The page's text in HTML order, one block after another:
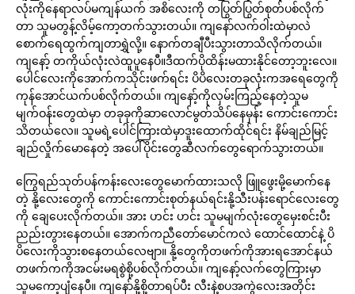
လုံးကိုနေရာလပ်မကျန်ယက် အစိလေးကို တပြွတ်ပြွတ်စုတ်ပစ်လိုက်
တာ သူမတွန့်လိမ့်ကော့တက်သွားတယ်။ ကျနော်လက်ဝါးထဲမှာလဲ
စောက်ရေထွက်ကျတာရွှဲလို့။ နောက်တချီပီးသွားတာသိလိုက်တယ်။
ကျနော့် တကိုယ်လုံးလဲထူပူနေပီ။ဒီထက်ပိုထိန်းမထားနိုင်တော့ဘူးလေ။
ပေါင်လေးကိုအောက်ကသိုင်းဖက်ရင်း ပိပိလေးတခုလုံးကအရေတွေကို
ကုန်အောင်ယက်ပစ်လိုက်တယ်။ ကျနော့်ကိုလှမ်းကြည့်နေတဲ့သူမ
မျက်ဝန်းတွေထဲမှာ တခုခုကိုဆာလောင်မွတ်သိပ်နေမှန်း ကောင်းကောင်း
သိတယ်လေ။ သူမရဲ့ပေါင်ကြားထဲမှာဒူးထောက်ထိုင်ရင်း နိမ်ချည်မြင့်
ချည်လှိုက်မောနေတဲ့ အပေါ်ပိုင်းတွေဆီလက်တွေရောက်သွားတယ်။
ကြွေရည်သုတ်ပန်ကန်းလေးတွေမောက်ထားသလို ဖြူဖွေးမို့မောက်နေ
တဲ့ နို့လေးတွေကို ကောင်းကောင်းစုတ်နယ်ရင်းနို့သီးပန်းရောင်လေးတွေ
ကို ချေပေးလိုက်တယ်။ အား ဟင်း ဟင်း သူမမျက်လုံးတွေမှေးစင်းပီး
ညည်းတွားနေတယ်။ အောက်ကညီတော်မောင်ကလဲ ထောင်ထောင်နဲ့ ပိ
ပိလေးကိုသွားစနေတယ်လေဗျာ။ နို့တွေကိုတဖက်ကိုအားရအောင်နယ်
တဖက်ကကိုအငမ်းမရစွဲစို့ပစ်လိုက်တယ်။ ကျနော့်လက်တွေကြားမှာ
သူမကော့ပျံနေပီ။ ကျနော်နို့စို့တာရပ်ပီး လီးနဲ့စပအကွဲလေးအတိုင်း